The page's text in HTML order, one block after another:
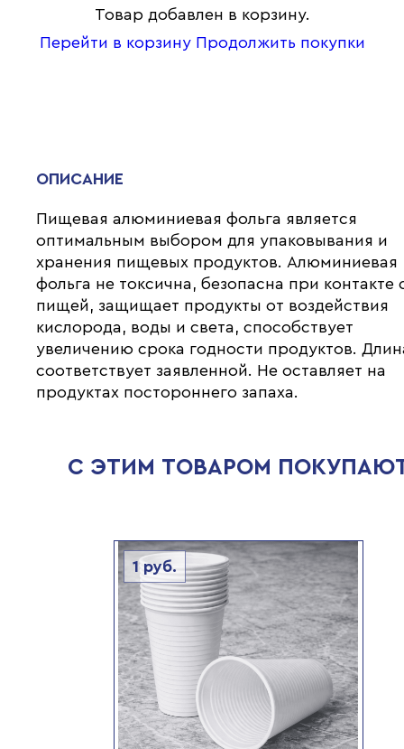
Товар добавлен в корзину.
Перейти в корзину Продолжить покупки
ОПИСАНИЕ
Пищевая алюминиевая фольга является
оптимальным выбором для упаковывания и
хранения пищевых продуктов. Алюминиевая
фольга не токсична, безопасна при контакте
пищей, защищает продукты от воздействия
кислорода, воды и света, способствует
увеличению срока годности продуктов.
соответствует заявленной. Не оставляет на
продуктах постороннего запаха.
С ЭТИМ ТОВАРОМ
1руб.